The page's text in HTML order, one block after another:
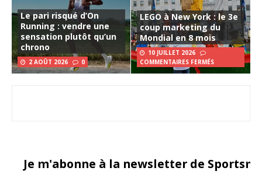
Le pari risqué d’On
Running : vendre une
sensation plutôt qu’un
chrono
2 AOÛT 2026 0
LEGO à New York : le 3e
coup marketing du
Mondial en 8 mois
10 JUILLET 2026
COMMENTAIRES FERMÉS
Je m'abonne à la newsletter de